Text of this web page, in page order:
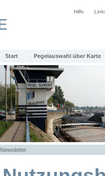
Hilfe
Start Pegelauswahl über Karte
Newsletter